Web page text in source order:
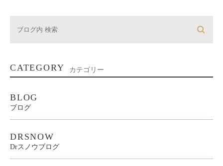
CATEGORY カテゴリー
BLOG
ブログ
DRSNOW
Drスノウブログ